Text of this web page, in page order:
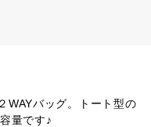
WAYバッグ。トート型の
量です♪